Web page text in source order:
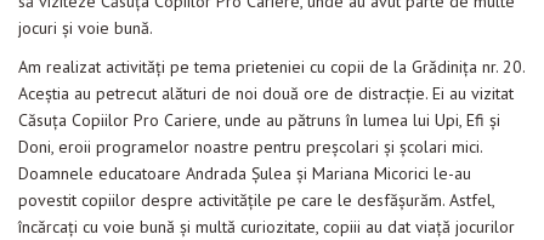
Evenimente
Materiale educaționale
Blog
Anunțuri
Contact
jocuri şi voie bună.
Am realizat activităţi pe tema prieteniei cu copii de la Grădiniţa nr. 20.
Aceştia au petrecut alături de noi două ore de distracţie. Ei au vizitat
Căsuţa Copiilor Pro Cariere, unde au pătruns în lumea lui Upi, Efi şi
Doni, eroii programelor noastre pentru preşcolari şi şcolari mici.
Doamnele educatoare Andrada Şulea şi Mariana Micorici le-au
povestit copiilor despre activităţile pe care le desfăşurăm. Astfel,
încărcaţi cu voie bună şi multă curiozitate, copiii au dat viaţă jocurilor